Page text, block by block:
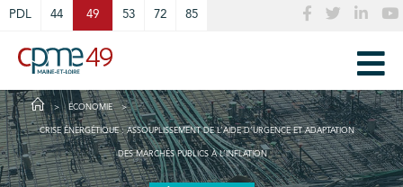
PDL 44 49 53 72 85
ÉCONOMIE
CRISE ÉNERGÉTIQUE : ASSOUPLISSEMENT DE L’AIDE D’URGENCE ET ADAPTATION
DES MARCHÉS PUBLICS À L’INFLATION
Cookies management panel